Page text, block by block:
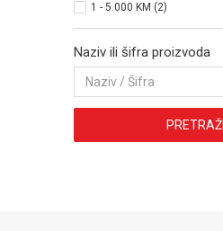
1 - 5.000 KM (2)
Naziv ili šifra proizvoda
PRETRAŽI